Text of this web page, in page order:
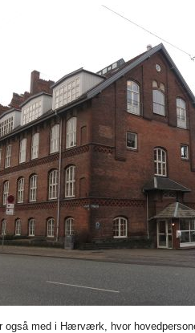
også med i Hærværk, hvor